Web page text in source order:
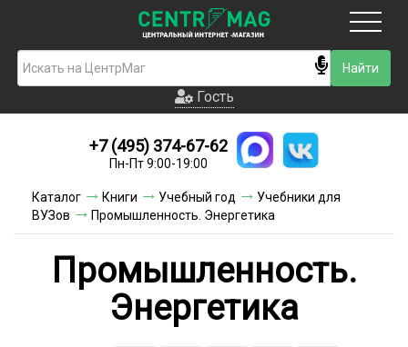
Гость
Новинки
Условия доставки
Контакты
Акции и скидки
Гость
+7 (495) 374-67-62
Пн-Пт 9:00-19:00
Каталог Книги Учебный год
Учебники для
ВУЗов
Промышленность. Энергетика
Промышленность.
Энергетика